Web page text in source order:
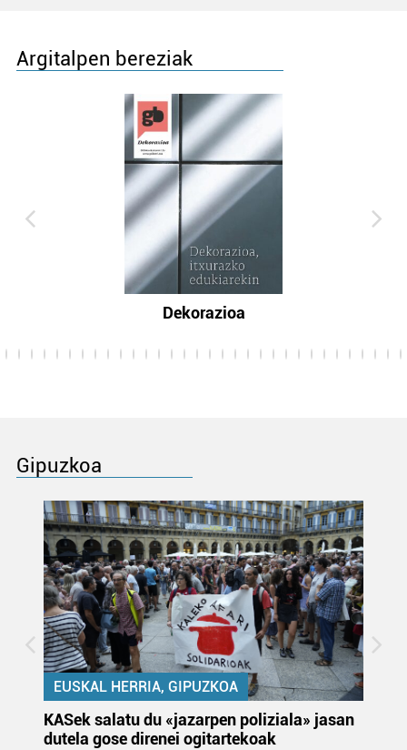
Argitalpen bereziak
Dekorazioa
Gipuzkoa
EUSKAL HERRIA, GIPUZKOA
KASek salatu du «jazarpen poliziala» jasan
dutela gose direnei ogitartekoak